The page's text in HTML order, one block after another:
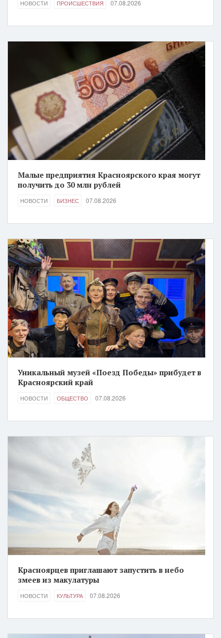
НОВОСТИ ПРОИСШЕСТВИЯ 07.08.2026
Малые предприятия Красноярского края могут
получить до 30 млн рублей
НОВОСТИ БИЗНЕС 07.08.2026
Уникальный музей «Поезд Победы» прибудет в
Красноярский край
НОВОСТИ ОБЩЕСТВО 07.08.2026
Красноярцев приглашают запустить в небо
змеев из макулатуры
НОВОСТИ КУЛЬТУРА 07.08.2026